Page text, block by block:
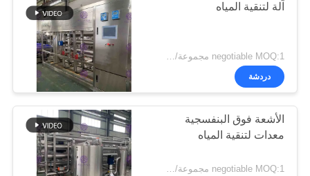
آلة لتنقية المياه
negotiable MOQ:1 مجموعة/pcs
دردشة
الأشعة فوق البنفسجية
معدات لتنقية المياه
negotiable MOQ:1 مجموعة/pcs